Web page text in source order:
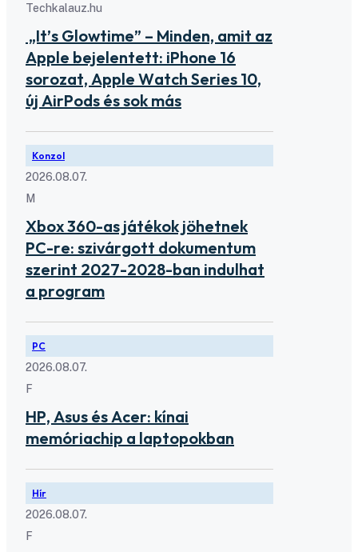
Techkalauz.hu
„It’s Glowtime” – Minden, amit az
Apple bejelentett: iPhone 16
sorozat, Apple Watch Series 10,
új AirPods és sok más
Konzol
2026.08.07.
M
Xbox 360-as játékok jöhetnek
PC-re: szivárgott dokumentum
szerint 2027-2028-ban indulhat
a program
PC
2026.08.07.
F
HP, Asus és Acer: kínai
memóriachip a laptopokban
Hír
2026.08.07.
F